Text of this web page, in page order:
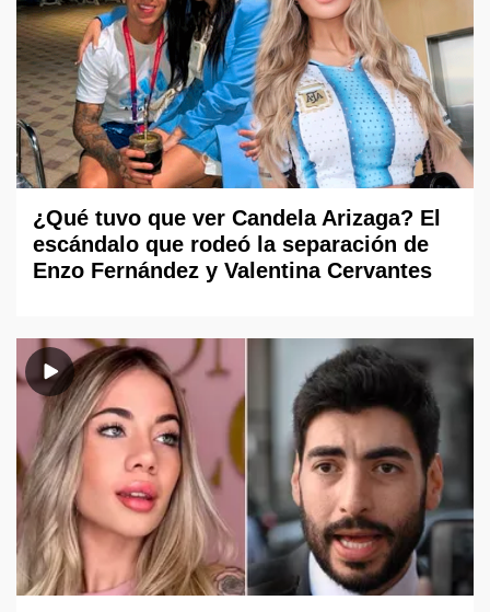
¿Qué tuvo que ver Candela Arizaga? El
escándalo que rodeó la separación de
Enzo Fernández y Valentina Cervantes